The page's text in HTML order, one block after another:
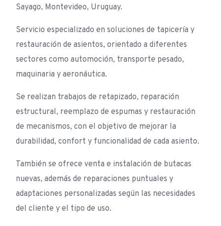
Sayago, Montevideo, Uruguay.
Servicio especializado en soluciones de tapicería y
restauración de asientos, orientado a diferentes
sectores como automoción, transporte pesado,
maquinaria y aeronáutica.
Se realizan trabajos de retapizado, reparación
estructural, reemplazo de espumas y restauración
de mecanismos, con el objetivo de mejorar la
durabilidad, confort y funcionalidad de cada asiento.
También se ofrece venta e instalación de butacas
nuevas, además de reparaciones puntuales y
adaptaciones personalizadas según las necesidades
del cliente y el tipo de uso.